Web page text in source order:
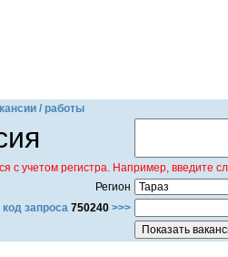
/ работы
с учетом регистра. Например,
Регион
код запроса 750240 >>>